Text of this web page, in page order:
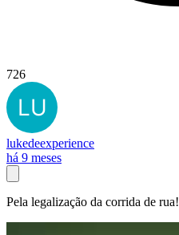
726
lukedeexperience
há 9 meses
Pela legalização da corrida de rua!